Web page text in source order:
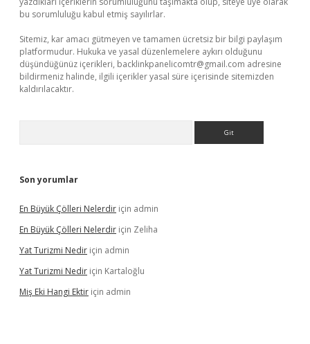
bu sorumluluğu kabul etmiş sayılırlar.
Sitemiz, kar amacı gütmeyen ve tamamen ücretsiz bir bilgi paylaşım
platformudur. Hukuka ve yasal düzenlemelere aykırı olduğunu
düşündüğünüz içerikleri, backlinkpanelicomtr@gmail.com adresine
bildirmeniz halinde, ilgili içerikler yasal süre içerisinde sitemizden
kaldırılacaktır.
Son yorumlar
En Büyük Çölleri Nelerdir için admin
En Büyük Çölleri Nelerdir için Zeliha
Yat Turizmi Nedir için admin
Yat Turizmi Nedir için Kartaloğlu
Miş Eki Hangi Ektir için admin